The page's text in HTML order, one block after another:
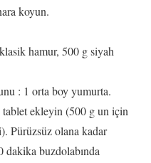
koyun.
hamur, 500 g siyah
: 1 orta boy yumurta.
ekleyin (500 g un için
Pürüzsüz olana kadar
dakika buzdolabında